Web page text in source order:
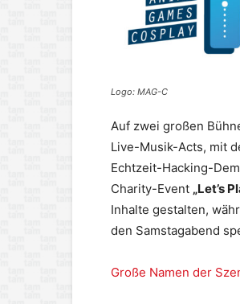
Logo: MAG-C
Auf zwei großen
Live-Musik-Acts, mit
Echtzeit-Hacking-
Charity-Event „Let’s
Inhalte gestalten,
den Samstagabend
Große Namen der